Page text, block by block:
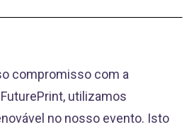
compromisso com a
utilizamos
no nosso evento. Isto